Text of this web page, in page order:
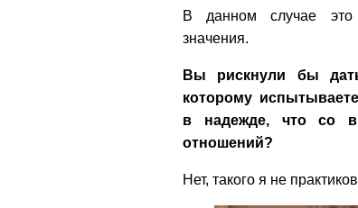
В данном случае это
значения.
Вы рискнули бы
которому
в надежде, что со
отношений?
Нет, такого я не